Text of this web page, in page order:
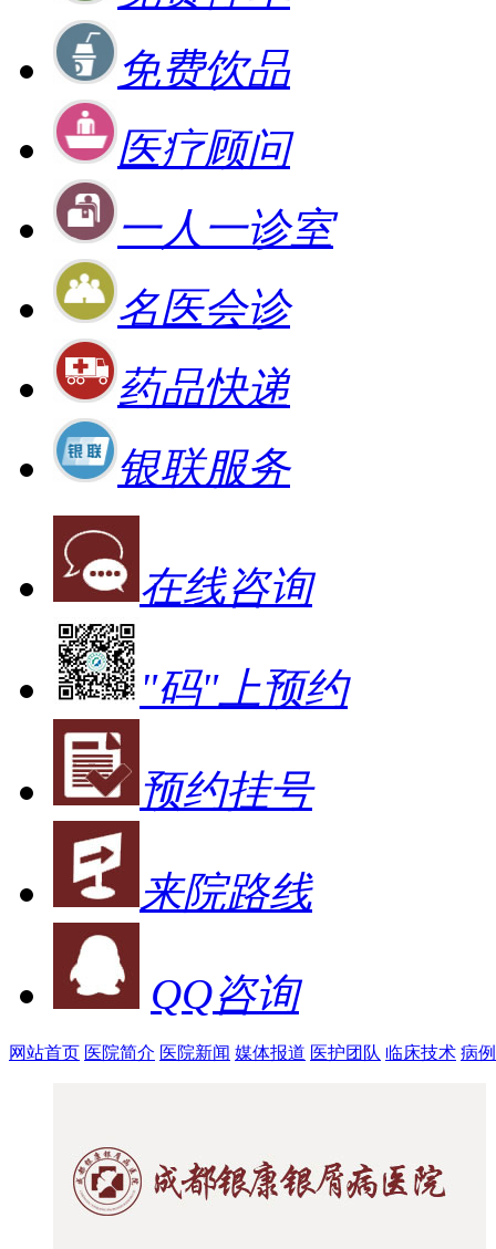
免费饮品
医疗顾问
一人一诊室
名医会诊
药品快递
银联服务
在线咨询
"码"上预约
预约挂号
来院路线
QQ咨询
网站首页 医院简介 医院新闻 媒体报道 医护团队 临床技术 病